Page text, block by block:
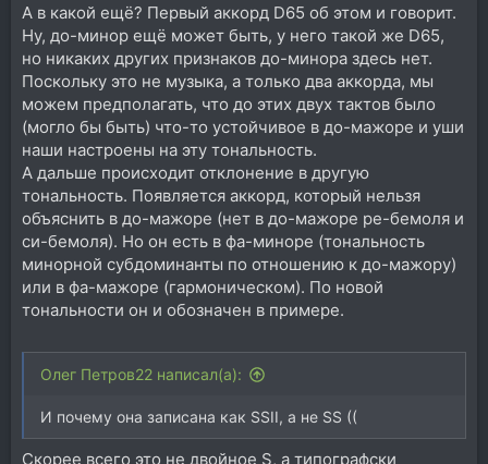
А в какой ещё? Первый аккорд D65 об этом и говорит.
Ну, до-минор ещё может быть, у него такой же D65,
но никаких других признаков до-минора здесь нет.
Поскольку это не музыка, а только два аккорда, мы
можем предполагать, что до этих двух тактов было
(могло бы быть) что-то устойчивое в до-мажоре и уши
наши настроены на эту тональность.
А дальше происходит отклонение в другую
тональность. Появляется аккорд, который нельзя
объяснить в до-мажоре (нет в до-мажоре ре-бемоля и
си-бемоля). Но он есть в фа-миноре (тональность
минорной субдоминанты по отношению к до-мажору)
или в фа-мажоре (гармоническом). По новой
тональности он и обозначен в примере.
Олег Петров22 написал(а):
И почему она записана как SSII, а не SS ((
Скорее всего это не двойное S, а типографски